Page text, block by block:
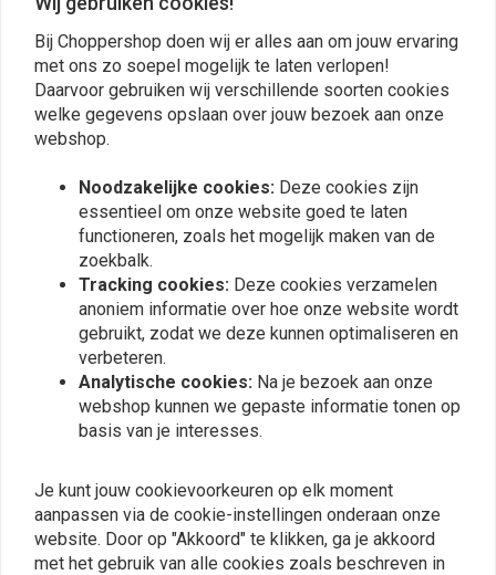
met handgeschilderde prachtige kleuren
De afneembare/vervangbare comfortvoering en wangkussentjes
zijn voorzien van geborstelde fleece Lycra contactpunten om
transpiratie te absorberen en te verdampen
dubbele d-ring kinband
Maat:M
Lees meer
Reviews
Plaats ook een review
Bij Choppershop doen wij er alles aan om jouw ervaring
met ons zo soepel mogelijk te laten verlopen!
Daarvoor gebruiken wij verschillende soorten cookies
welke gegevens opslaan over jouw bezoek aan onze
webshop.
Noodzakelijke cookies: Deze cookies zijn
essentieel om onze website goed te laten
functioneren, zoals het mogelijk maken van de
zoekbalk.
Tracking cookies: Deze cookies verzamelen
anoniem informatie over hoe onze website wordt
gebruikt, zodat we deze kunnen optimaliseren en
verbeteren.
Analytische cookies: Na je bezoek aan onze
webshop kunnen we gepaste informatie tonen op
basis van je interesses.
Je kunt jouw cookievoorkeuren op elk moment
aanpassen via de cookie-instellingen onderaan onze
website. Door op "Akkoord" te klikken, ga je akkoord
met het gebruik van alle cookies zoals beschreven in